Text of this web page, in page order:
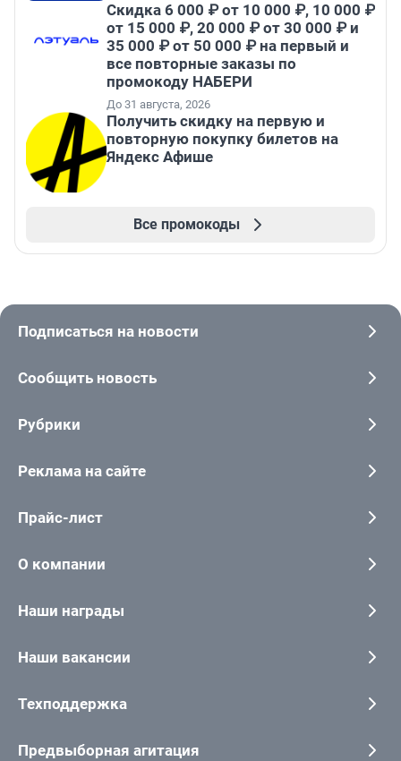
Скидка 6 000 ₽ от 10 000 ₽, 10 000 ₽
от 15 000 ₽, 20 000 ₽ от 30 000 ₽ и
35 000 ₽ от 50 000 ₽ на первый и
все повторные заказы по
промокоду НАБЕРИ
До 31 августа, 2026
Получить скидку на первую и
повторную покупку билетов на
Яндекс Афише
Все промокоды
Подписаться на новости
Сообщить новость
Рубрики
Реклама на сайте
Прайс-лист
О компании
Наши награды
Наши вакансии
Техподдержка
Предвыборная агитация